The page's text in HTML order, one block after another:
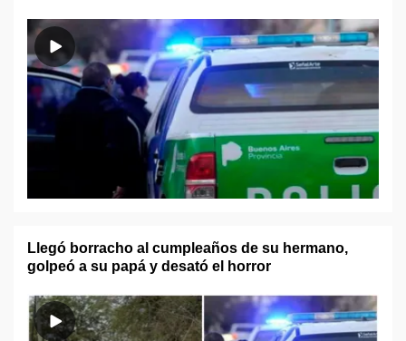
Llegó borracho al cumpleaños de su hermano,
golpeó a su papá y desató el horror